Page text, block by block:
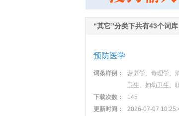
“其它”分类下共有43个词库
预防医学
词条样例：
营养学、毒理学、
卫生、妇幼卫生、
下载次数：
145
更新时间：
2026-07-07